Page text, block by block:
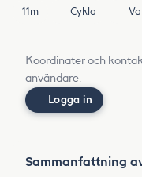
11m Cykla
Koordinater och
användare.
Logga in
Sammanfattning